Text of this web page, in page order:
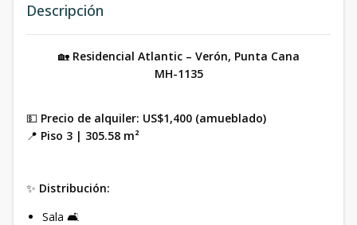
Descripción
🏡 Residencial Atlantic – Verón, Punta Cana
MH-1135
💵 Precio de alquiler: US$1,400 (amueblado)
📍 Piso 3 | 305.58 m²
✨ Distribución:
Sala 🛋️